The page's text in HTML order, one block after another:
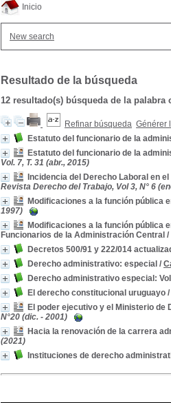
Inicio
New search
Resultado de la búsqueda
12 resultado(s) búsqueda de la palabra
Refinar búsqueda Générer
Estatuto del funcionario de la
Estatuto del funcionario de la
Vol. 7, T. 31 (abr., 2015)
Incidencia del Derecho Laboral en
Revista Derecho del Trabajo, Vol 3, N° 6
Modificaciones a la función pública
1997)
Modificaciones a la función pública
Funcionarios de la Administración Central /
Decretos 500/91 y 222/014
Derecho administrativo: especial /
Derecho administrativo especial:
El derecho constitucional uruguayo /
El poder ejecutivo y el Ministerio de
N°20 (dic. - 2001)
Hacia la renovación de la carrera
(2021)
Instituciones de derecho